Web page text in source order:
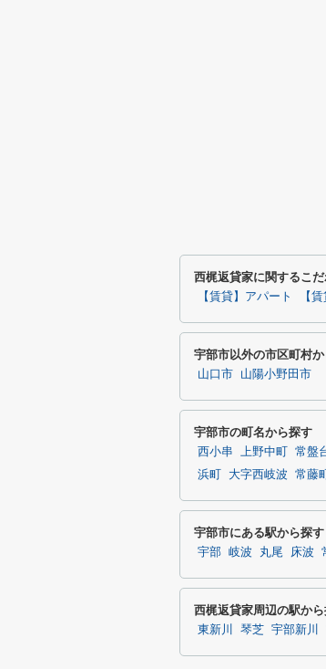
西梶返貸家に関するこ
【賃貸】アパート 【
宇部市以外の市区町村
山口市 山陽小野田市
宇部市の町名から探す
西小串 上野中町 常盤
浜町
大字西岐波 常藤町
宇部市にある駅から探す
宇部 岐波 丸尾 床波
西梶返貸家周辺の駅か
東新川 琴芝 宇部新川